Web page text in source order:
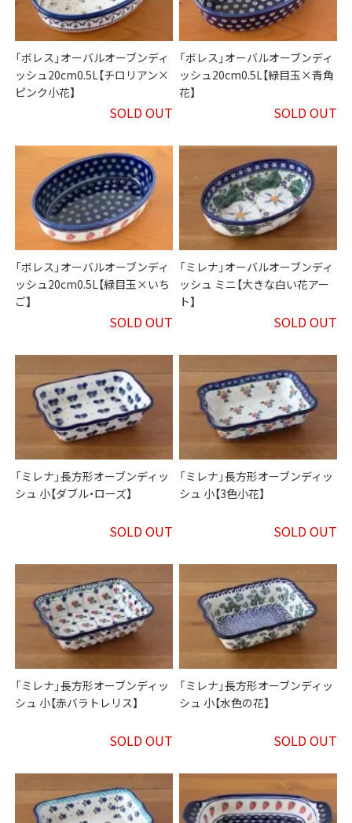
「ボレス」オーバルオーブンディ
ッシュ20cm0.5L【チロリアン×
ピンク小花】
SOLD OUT
「ボレス」オーバルオーブンディ
ッシュ20cm0.5L【緑目玉×青角
花】
SOLD OUT
「ボレス」オーバルオーブンディ
ッシュ20cm0.5L【緑目玉×いち
ご】
SOLD OUT
「ミレナ」オーバルオーブンディ
ッシュ ミニ【大きな白い花アー
ト】
SOLD OUT
「ミレナ」長方形オーブンディッ
シュ 小【ダブル・ローズ】
SOLD OUT
「ミレナ」長方形オーブンディッ
シュ 小【3色小花】
SOLD OUT
「ミレナ」長方形オーブンディッ
シュ 小【赤バラトレリス】
SOLD OUT
「ミレナ」長方形オーブンディッ
シュ 小【水色の花】
SOLD OUT